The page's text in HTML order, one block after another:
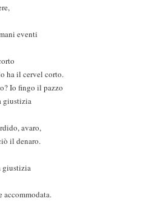
eventi
ha il cervel corto.
Io fingo il pazzo
giustizia
avaro,
il denaro.
giustizia
accommodata.